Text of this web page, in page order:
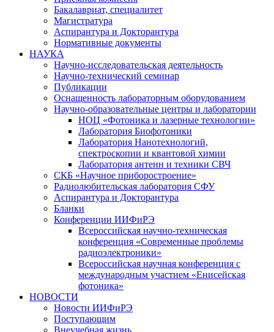
Бакалавриат, специалитет
Магистратура
Аспирантура и Докторантура
Нормативные документы
НАУКА
Научно-исследовательская деятельность
Научно-технический семинар
Публикации
Оснащенность лабораторным оборудованием
Научно-образовательные центры и лаборатории
НОЦ «Фотоника и лазерные технологии»
Лаборатория Биофотоники
Лаборатория Нанотехнологий,
спектроскопии и квантовой химии
Лаборатория антенн и техники СВЧ
СКБ «Научное приборостроение»
Радиолюбительская лаборатория СФУ
Аспирантура и Докторантура
Бланки
Конференции ИИФиРЭ
Всероссийская научно-техническая
конференция «Современные проблемы
радиоэлектроники»
Всероссийская научная конференция с
международным участием «Енисейская
фотоника»
НОВОСТИ
Новости ИИФиРЭ
Поступающим
Внеучебная жизнь